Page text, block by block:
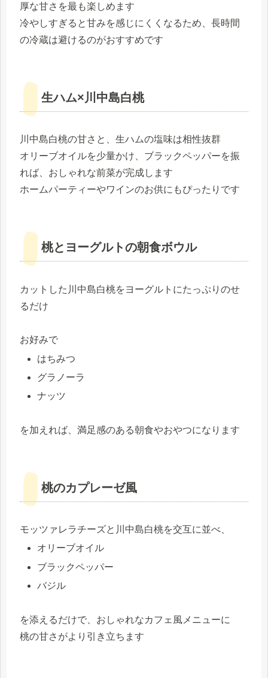
厚な甘さを最も楽しめます
冷やしすぎると甘みを感じにくくなるため、長時間
の冷蔵は避けるのがおすすめです
生ハム×川中島白桃
川中島白桃の甘さと、生ハムの塩味は相性抜群
オリーブオイルを少量かけ、ブラックペッパーを振
れば、おしゃれな前菜が完成します
ホームパーティーやワインのお供にもぴったりです
桃とヨーグルトの朝食ボウル
カットした川中島白桃をヨーグルトにたっぷりのせ
るだけ
お好みで
はちみつ
グラノーラ
ナッツ
を加えれば、満足感のある朝食やおやつになります
桃のカプレーゼ風
モッツァレラチーズと川中島白桃を交互に並べ、
オリーブオイル
ブラックペッパー
バジル
を添えるだけで、おしゃれなカフェ風メニューに
桃の甘さがより引き立ちます